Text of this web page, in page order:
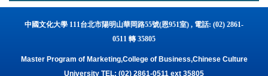
中國文化大學 111台北市陽明山華岡路55號(恩951室) , 電話: (02) 2861-
0511 轉 35805
Master Program of Marketing,College of Business,Chinese Culture
University TEL: (02) 2861-0511 ext 35805